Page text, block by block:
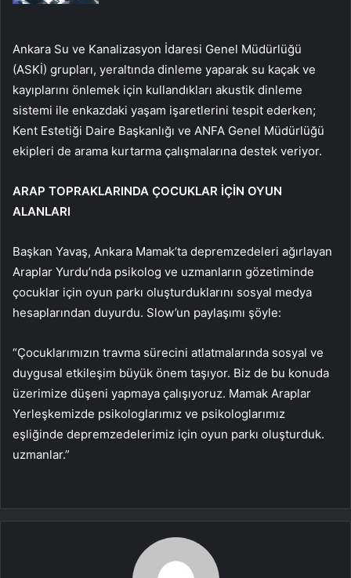
Ankara Su ve Kanalizasyon İdaresi Genel Müdürlüğü
(ASKİ) grupları, yeraltında dinleme yaparak su kaçak ve
kayıplarını önlemek için kullandıkları akustik dinleme
sistemi ile enkazdaki yaşam işaretlerini tespit ederken;
Kent Estetiği Daire Başkanlığı ve ANFA Genel Müdürlüğü
ekipleri de arama kurtarma çalışmalarına destek veriyor.
ARAP TOPRAKLARINDA ÇOCUKLAR İÇİN OYUN
ALANLARI
Başkan Yavaş, Ankara Mamak’ta depremzedeleri ağırlayan
Araplar Yurdu’nda psikolog ve uzmanların gözetiminde
çocuklar için oyun parkı oluşturduklarını sosyal medya
hesaplarından duyurdu. Slow’un paylaşımı şöyle:
“Çocuklarımızın travma sürecini atlatmalarında sosyal ve
duygusal etkileşim büyük önem taşıyor. Biz de bu konuda
üzerimize düşeni yapmaya çalışıyoruz. Mamak Araplar
Yerleşkemizde psikologlarımız ve psikologlarımız
eşliğinde depremzedelerimiz için oyun parkı oluşturduk.
uzmanlar.”